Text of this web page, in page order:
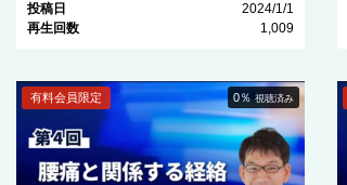
投稿日
2024/1/1
再生回数
1,009
0％ 視聴済み
有料会員限定